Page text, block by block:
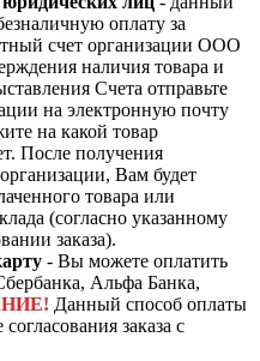
оплату за
счет организации ООО
наличия товара и
Счета отправьте
на электронную почту
на какой товар
После получения
Вам будет
товара или
(согласно указанному
заказа).
- Вы можете оплатить
Альфа Банка,
Данный способ оплаты
заказа с